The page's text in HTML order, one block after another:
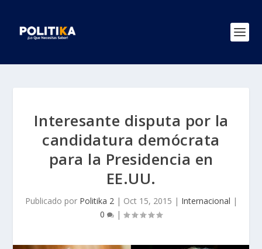
Interesante disputa por la
candidatura demócrata
para la Presidencia en
EE.UU.
Publicado por Politika 2| Oct 15, 2015 | Internacional |
0
|